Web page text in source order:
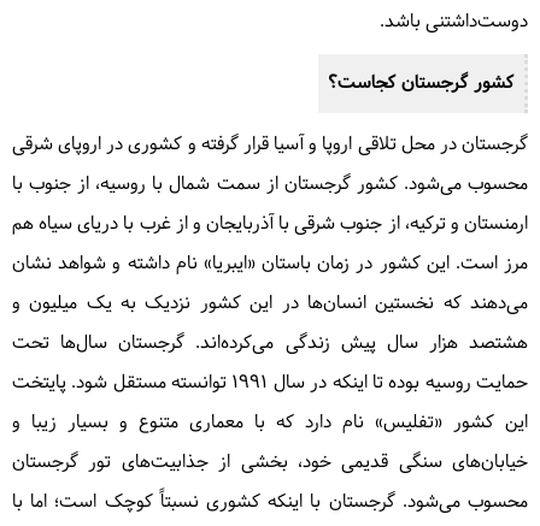
دوست‌داشتنی باشد.
کشور گرجستان کجاست؟
گرجستان در محل تلاقی اروپا و آسیا قرار گرفته و کشوری در اروپای شرقی
محسوب می‌شود. کشور گرجستان از سمت شمال با روسیه، از جنوب با
ارمنستان و ترکیه، از جنوب شرقی با آذربایجان و از غرب با دریای سیاه هم
مرز است. این کشور در زمان باستان «ایبریا» نام داشته و شواهد نشان
می‌دهند که نخستین انسان‌ها در این کشور نزدیک به یک میلیون و
هشتصد هزار سال پیش زندگی می‌کرده‌اند. گرجستان سال‌ها تحت
حمایت روسیه بوده تا اینکه در سال ۱۹۹۱ توانسته مستقل شود. پایتخت
این کشور «تفلیس» نام دارد که با معماری متنوع و بسیار زیبا و
خیابان‌های سنگی قدیمی خود، بخشی از جذابیت‌های تور گرجستان
محسوب می‌شود. گرجستان با اینکه کشوری نسبتاً کوچک است؛ اما با